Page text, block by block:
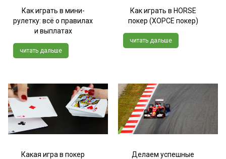
Как играть в мини-
рулетку: всё о правилах
и выплатах
читать дальше
Как играть в HORSE
покер (ХОРСЕ покер)
читать дальше
Какая игра в покер
Делаем успешные